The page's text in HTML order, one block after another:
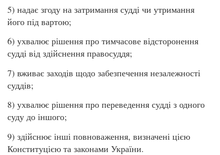
5) надає згоду на затримання судді чи утримання
його під вартою;
6) ухвалює рішення про тимчасове відсторонення
судді від здійснення правосуддя;
7) вживає заходів щодо забезпечення незалежності
суддів;
8) ухвалює рішення про переведення судді з одного
суду до іншого;
9) здійснює інші повноваження, визначені цією
Конституцією та законами України.